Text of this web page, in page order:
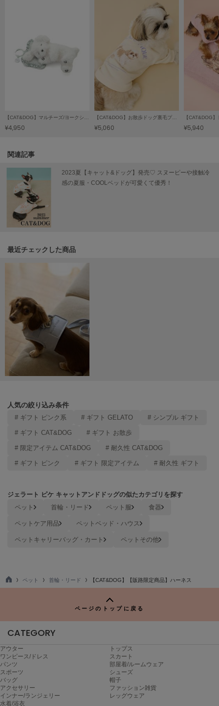
レスポートサック
LILY BROWN
リリーブラウン
LITTLE UNION TOKYO
メイドオブオーガニクス
MICHU COQUETTE
ミチュ コケット
MIESROHE
ミースロエ
ミーエスミーム
MOIGE
モワージュ
MUCHA
ミュシャ
NEW Balance
nezu
ネズ
NIKE
ナイキ
ナウンス
ヌル
オン
オル
PATRICK
パトリック
Philly chocolate
フィリーチョコレート
【CAT&DOG】マルチーズ/ヨークシャーテリアおやつ入れポーチ
¥4,950
【CAT&DOG】お散歩ドッグ裏毛プルオーバー
¥5,060 ¥5,940
関連記事
2023夏【キャット&ドッグ】発売♡ スヌーピーや接触冷
感の夏服・COOLベッドが可愛くて優秀！
最近チェックした商品
人気の絞り込み条件
# ギフト ピンク系 # ギフト GELATO # シンプル ギフト
# ギフト CAT&DOG # ギフト お散歩
# 限定アイテム CAT&DOG # 耐久性 CAT&DOG
# ギフト ピンク # ギフト 限定アイテム # 耐久性 ギフト
ジェラート ピケ キャットアンドドッグの似たカテゴリを探す
ペット 首輪・リード ペット服
食器
ペットケア用品
ペットベッド・ハウス
ペットキャリーバッグ・カート
ペットその他
TO
ペット 首輪・リード 【CAT&DOG】【販路限定商品】ハーネス
ページのトップに戻る
CATEGORY
アウター
トップス
ワンピース/ドレス
スカート
パンツ
部屋着/ルームウェア
スポーツ
シューズ
バッグ
帽子
アクセサリー
ファッション雑貨
インナー/ランジェリー
レッグウェア
水着/浴衣